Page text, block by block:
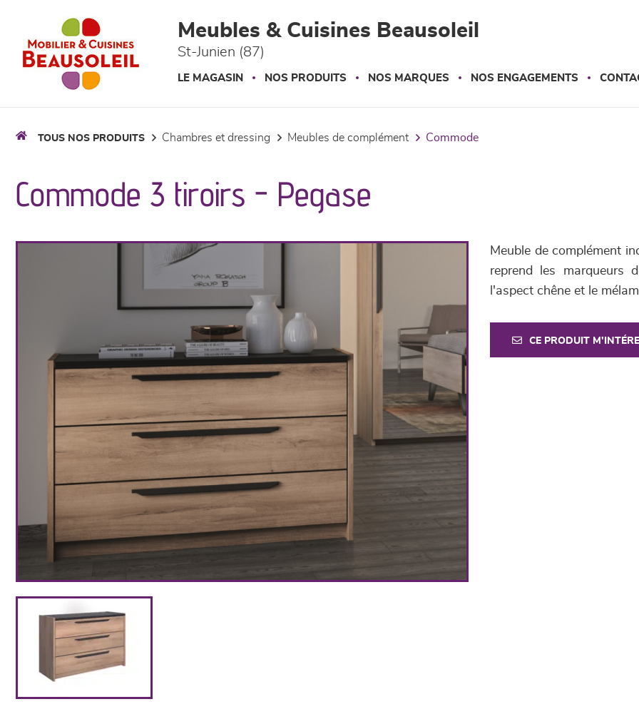
Meubles & Cuisines Beausoleil
St-Junien (87)
LE MAGASIN NOS PRODUITS NOS MARQUES NOS ENGAGEMENTS
TOUS NOS PRODUITS chambres et dressing meubles de complément commode
Commode 3 tiroirs - Pegase
Meuble de complément
reprend les marqueurs
l'aspect chêne et le
CE PRODUIT